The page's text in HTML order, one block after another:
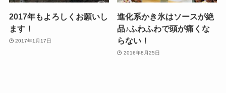
2017年もよろしくお願いし
ます！
2017年1月17日
進化系かき氷はソースが絶
品♪ふわふわで頭が痛くな
らない！
2016年8月25日